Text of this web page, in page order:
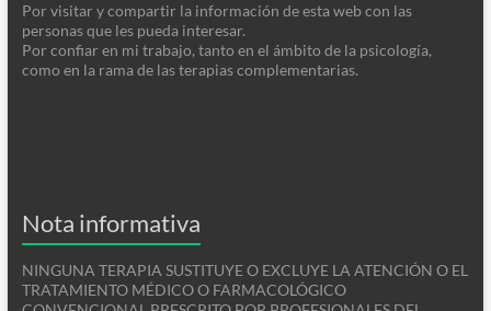
Por visitar y compartir la información de esta web con las
personas que les pueda interesar.
Por confiar en mi trabajo, tanto en el ámbito de la psicología,
como en la rama de las terapias complementarias.
Nota informativa
NINGUNA TERAPIA SUSTITUYE O EXCLUYE LA ATENCIÓN O EL
TRATAMIENTO MÉDICO O FARMACOLÓGICO